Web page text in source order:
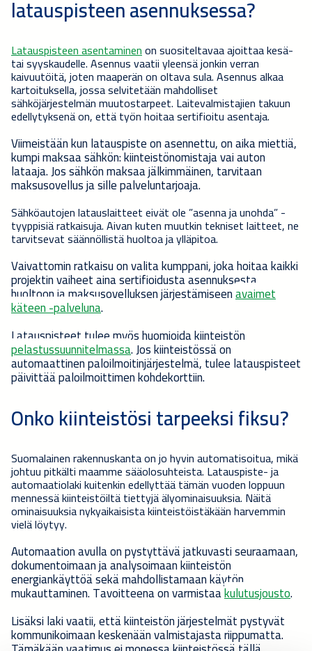
latauspisteen asennuksessa?
Latauspisteen asentaminenon suositeltavaa ajoittaa kesä-
tai syyskaudelle. Asennus vaatii yleensä jonkin verran
kaivuutöitä, joten maaperän on oltava sula. Asennus alkaa
kartoituksella, jossa selvitetään mahdolliset
sähköjärjestelmän muutostarpeet. Laitevalmistajien takuun
edellytyksenä on, että työn hoitaa sertifioitu asentaja.
Viimeistään kun latauspiste on asennettu, on aika miettiä,
kumpi maksaa sähkön: kiinteistönomistaja vai auton
lataaja. Jos sähkön maksaa jälkimmäinen, tarvitaan
maksusovellus ja sille palveluntarjoaja.
Sähköautojen latauslaitteet eivät ole ”asenna ja unohda” -
tyyppisiä ratkaisuja. Aivan kuten muutkin tekniset laitteet, ne
tarvitsevat säännöllistä huoltoa ja ylläpitoa.
Vaivattomin ratkaisu on valita kumppani, joka hoitaa kaikki
projektin vaiheet aina sertifioidusta asennuksesta
huoltoon ja maksusovelluksen järjestämiseenavaimet
käteen -palveluna.
Latauspisteet tulee myös huomioida kiinteistön
pelastussuunnitelmassa. Jos kiinteistössä on
automaattinen paloilmoitinjärjestelmä, tulee latauspisteet
päivittää paloilmoittimen kohdekorttiin.
Onko kiinteistösi tarpeeksi fiksu?
Suomalainen rakennuskanta on jo hyvin automatisoitua, mikä
johtuu pitkälti maamme sääolosuhteista. Latauspiste- ja
automaatiolaki kuitenkin edellyttää tämän vuoden loppuun
mennessä kiinteistöiltä tiettyjä älyominaisuuksia. Näitä
ominaisuuksia nykyaikaisista kiinteistöistäkään harvemmin
vielä löytyy.
Automaation avulla on pystyttävä jatkuvasti seuraamaan,
dokumentoimaan ja analysoimaan kiinteistön
energiankäyttöä sekä mahdollistamaan käytön
mukauttaminen. Tavoitteena on varmistaakulutusjousto.
Lisäksi laki vaatii, että kiinteistön järjestelmät pystyvät
kommunikoimaan keskenään valmistajasta riippumatta.